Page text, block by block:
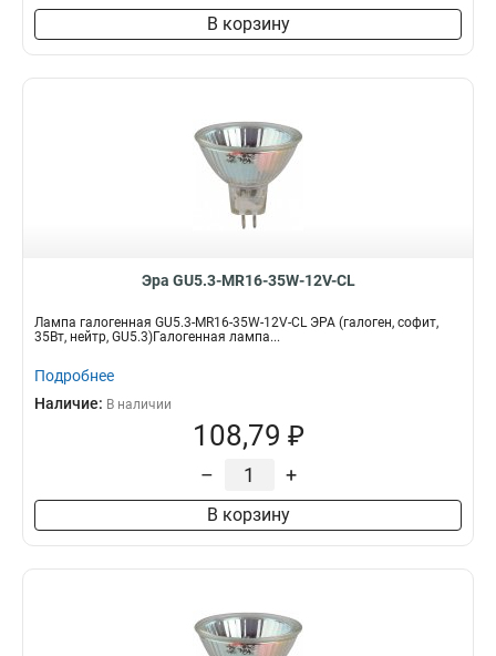
В корзину
Эра GU5.3-MR16-35W-12V-CL
Лампа галогенная GU5.3-MR16-35W-12V-CL ЭРА (галоген, софит,
35Вт, нейтр, GU5.3)Галогенная лампа...
Подробнее
Наличие: В наличии
108,79 ₽
– +
В корзину